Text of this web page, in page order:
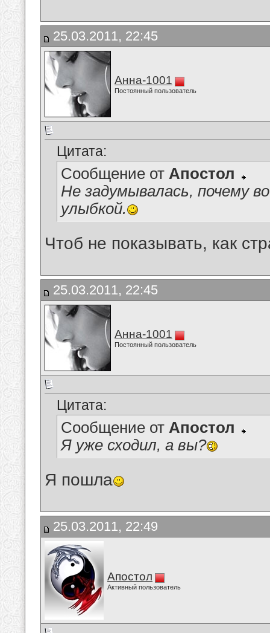
25.03.2011, 22:45
Анна-1001
Постоянный пользователь
Цитата:
Сообщение от Апостол
Не задумывалась, почему
улыбкой.
Чтоб не показывать, как
25.03.2011, 22:45
Анна-1001
Постоянный пользователь
Цитата:
Сообщение от Апостол
Я уже сходил, а вы?
Я пошла
25.03.2011, 22:49
Апостол
Активный пользователь